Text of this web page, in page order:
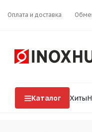
Оплата и доставка
Каталог Хиты